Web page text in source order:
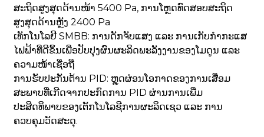
ສະຖິດສູງສຸດດ້ານໜ້າ 5400 Pa, ການໂຫຼດທົດສອບສະຖິດ
ສູງສຸດດ້ານຫຼັງ 2400 Pa
ເທັກໂນໂລຢີ SMBB: ການດັກຈັບແສງ ແລະ ການເກັບກຳກະແສ
ໄຟຟ້າທີ່ດີຂຶ້ນເພື່ອປັບປຸງຜົນຜະລິດພະລັງງານຂອງໂມດູນ ແລະ
ຄວາມໜ້າເຊື່ອຖື
ການຮັບປະກັນຕ້ານ PID: ຫຼຸດຜ່ອນໂອກາດຂອງການເສື່ອມ
ສະພາບທີ່ເກີດຈາກປະກົດການ PID ຜ່ານການເພີ່ມ
ປະສິດທິພາບຂອງເຕັກໂນໂລຊີການຜະລິດເຊວ ແລະ ການ
ຄວບຄຸມວັດສະດຸ.